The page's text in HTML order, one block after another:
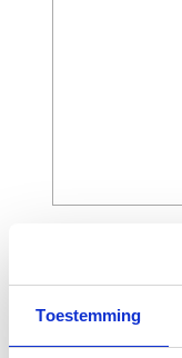
Toestemming